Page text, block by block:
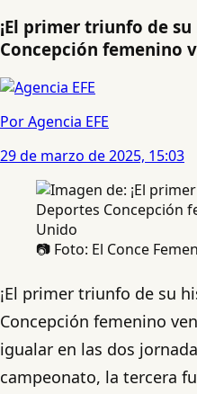
¡El primer triunfo de
Concepción femenino
Por Agencia EFE
29 de marzo de 2025, 15:03
📷 Foto: El Conce
¡El primer triunfo de su
Concepción femenino
igualar en las dos
campeonato, la tercera